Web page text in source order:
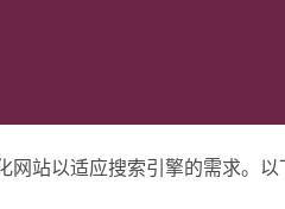
站以适应搜索引擎的需求。